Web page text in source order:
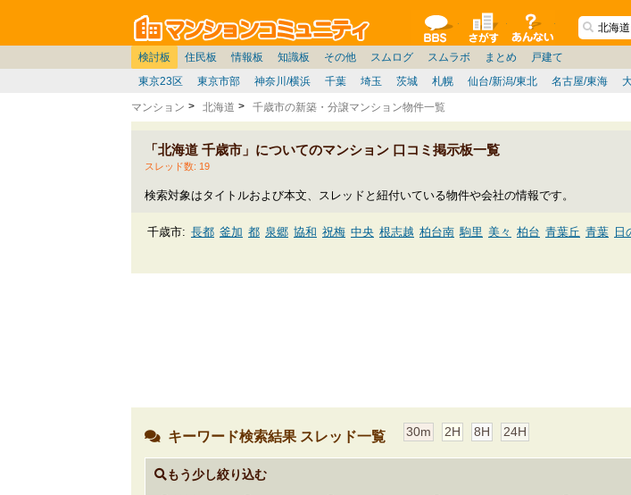
マンションコミュニティ
全掲示板 物件検索 サイトについ
検討板
東京23区
東京市部 神奈川/横浜 千葉 埼玉 茨城 札幌 仙台/新潟/東北 名古屋/東海
住民板
東京 神奈川 埼玉/千葉/関東 札幌/東北/北陸/信越 名古屋/東海 大阪/兵庫/京都/関西
情報板
価格表 スムログ出張所 暮らしやすさ評価 見学記
知識板
住宅ローン デベ/ゼネコン マンション雑談 マンション質問 住宅質問 管理会社/組合
その他
雑談 賃貸 移住相談 リゾート 広告 バトル 家具 ニュース 個人取引 政治
スムログ
お便り返し 座談会/対談 ブロガーの本音 マンション管理 ノウハウ 東京都 神奈川県
スムラボ
関東 中部 近畿 北海道 東北 中国 九州 その他 まとめ
東京都 神奈川県 千葉県 埼玉県 愛知県 大阪府 兵庫県 福岡県 戸建て
注文住宅 建売住宅 戸建質問 住宅設備
マンション 北海道 千歳市の新築・分譲マンション物件一覧
「北海道 千歳市」についてのマンション 口コミ掲示板一覧
スレッド数: 19
検索対象はタイトルおよび本文、スレッドと紐付いている物件や会社の情報です。
千歳市: 長都 釜加 都 泉郷 協和 祝梅 中央 根志越 柏台南 駒里 美々 柏台 青葉丘 青葉 日
東雲町 朝日町 平和 真々地 真町 本町 泉沢 文京 福住 柏陽 里美 白樺 若草 栄町 千代田町
キーワード検索結果 スレッド一覧 30m 2H 8H 24H
もう少し絞り込む